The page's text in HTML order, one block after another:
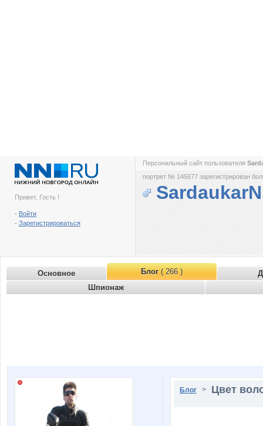
Привет, Гость !
- Войти
- Зарегистрироваться
Персональный сайт пользователя
портрет № 145677 зарегистрирован
Основное Блог( 266 )
Шпионаж
Блог > Цвет